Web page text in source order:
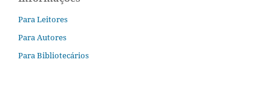
Para Leitores
Para Autores
Para Bibliotecários